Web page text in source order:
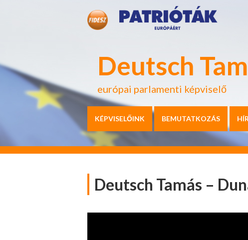
Deutsch
európai parlamenti képviselő
KÉPVISELŐINK BEMUTATKOZÁS
Deutsch Tamás –